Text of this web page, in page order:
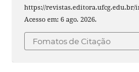
https://revistas.editora.ufcg.edu.br/
Acesso em: 6 ago. 2026.
Fomatos de Citação